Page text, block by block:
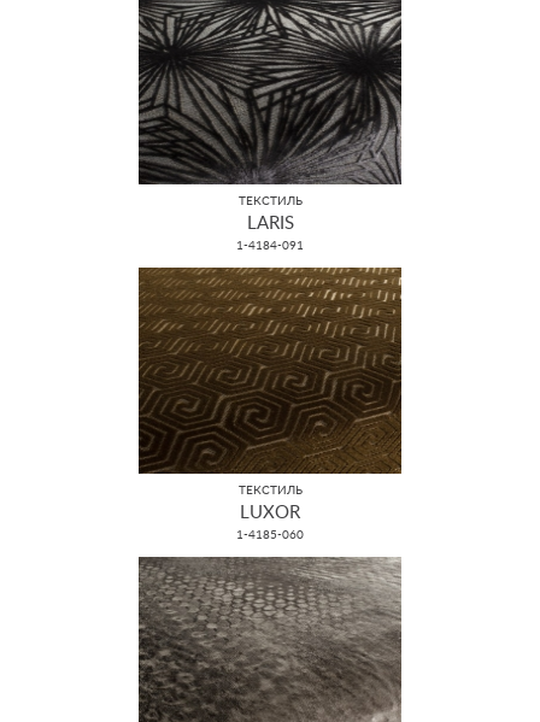
ТЕКСТИЛЬ
LARIS
1-4184-091
ТЕКСТИЛЬ
LUXOR
1-4185-060